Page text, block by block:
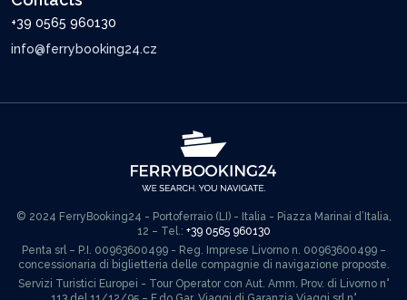
+39 0565 960130
info@ferrybooking24.cz
© 2024 FerryBooking24 - Portoferraio (LI) - Italia - Piazza Marinai d’Italia,
12 – Tel.: +39 0565 960130
Penta srl – P.I. 00963600499 - Reg. Imprese Livorno n. 00963600499 –
concessionaria di biglietteria delle compagnie di navigazione proposte.
Servizi Turistici Europei - Tour Operator con Aut. Amm. Prov. di Livorno n°